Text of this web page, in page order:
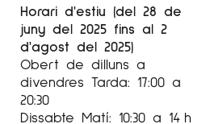
Horari d'estiu (del 28 de
juny del 2025 fins al 2
d'agost del 2025)
Obert de dilluns a
divendres Tarda: 17:00 a
20:30
Dissabte Matí: 10:30 a 14 h